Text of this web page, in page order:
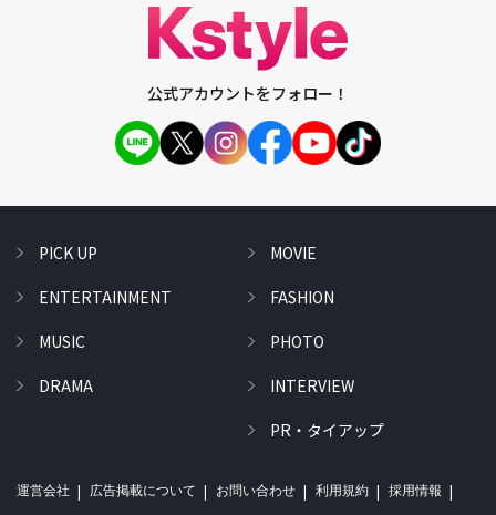
公式アカウントをフォロー！
PICK UP
ENTERTAINMENT
MUSIC
DRAMA
MOVIE
FASHION
PHOTO
INTERVIEW
PR・タイアップ
運営会社 広告掲載について お問い合わせ 利用規約 採用情報